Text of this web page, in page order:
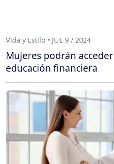
Vida y Estilo • JUL 9 / 2024
Mujeres podrán
educación financiera